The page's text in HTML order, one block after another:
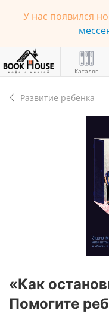
У нас появился
Каталог
Развитие ребенка
«Как
Помогите